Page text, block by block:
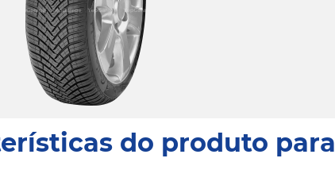
do produto para